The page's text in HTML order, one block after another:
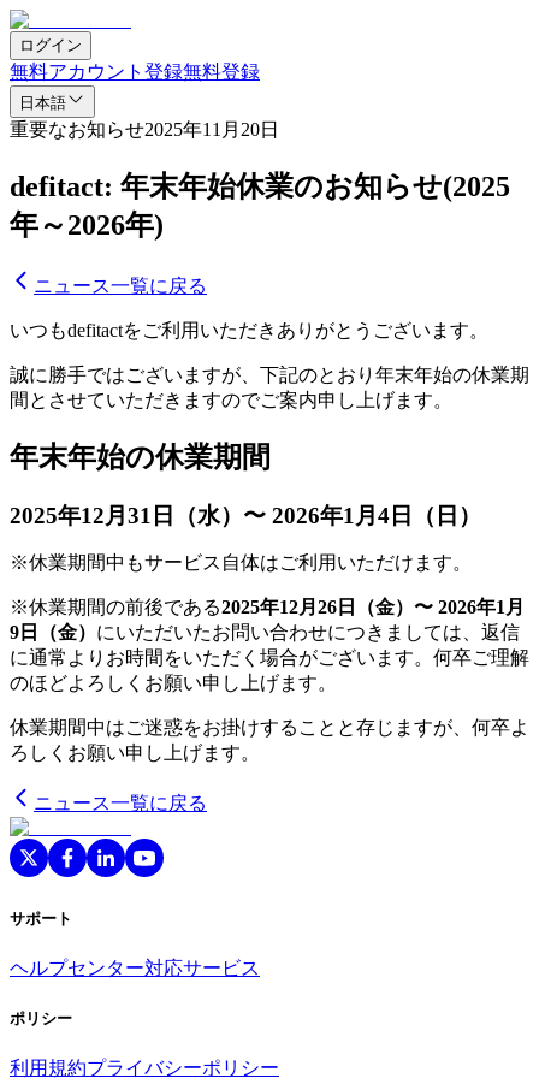
ログイン
無料アカウント登録無料登録
日本語
重要なお知らせ2025年11月20日
defitact: 年末年始休業のお知らせ(2025
年～2026年)
ニュース一覧に戻る
いつもdefitactをご利用いただきありがとうございます。
誠に勝手ではございますが、下記のとおり年末年始の休業期
間とさせていただきますのでご案内申し上げます。
年末年始の休業期間
2025年12月31日（水）〜 2026年1月4日（日）
※休業期間中もサービス自体はご利用いただけます。
※休業期間の前後である2025年12月26日（金）〜 2026年1月
9日（金） にいただいたお問い合わせにつきましては、返信
に通常よりお時間をいただく場合がございます。何卒ご理解
のほどよろしくお願い申し上げます。
休業期間中はご迷惑をお掛けすることと存じますが、何卒よ
ろしくお願い申し上げます。
ニュース一覧に戻る
サポート
ヘルプセンター対応サービス
ポリシー
利用規約プライバシーポリシー